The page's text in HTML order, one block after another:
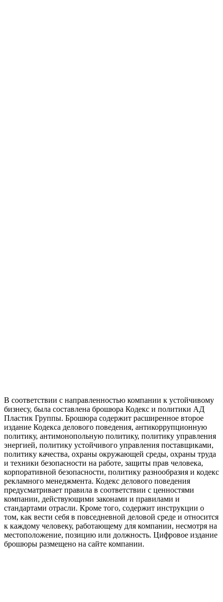
В соответствии с направленностью компании к устойчивому
бизнесу, была составлена брошюра Кодекс и политики АД
Пластик Группы. Брошюра содержит расширенное второе
издание Кодекса делового поведения, антикоррупционную
политику, антимонопольную политику, политику управления
энергией, политику устойчивого управления поставщиками,
политику качества, охраны окружающей среды, охраны труда
и техники безопасности на работе, защиты прав человека,
корпоративной безопасности, политику разнообразия и кодекс
рекламного менеджмента. Кодекс делового поведения
предусматривает правила в соответствии с ценностями
компании, действующими законами и правилами и
стандартами отрасли. Кроме того, содержит инструкции о
том, как вести себя в повседневной деловой среде и относится
к каждому человеку, работающему для компании, несмотря на
местоположение, позицию или должность. Цифровое издание
брошюры размещено на сайте компании.